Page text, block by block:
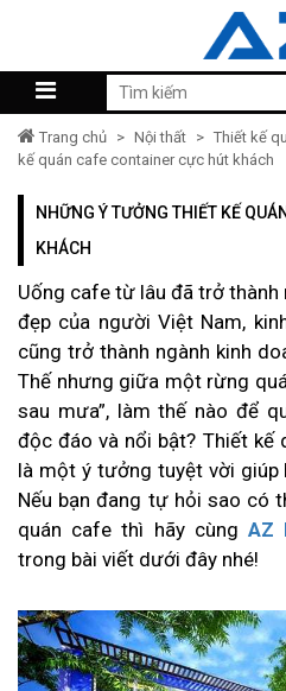
Trang chủ > Nội thất > Thiết kế
kế quán cafe container cực hút khách
NHỮNG Ý TƯỞNG THIẾT KẾ
KHÁCH
Uống cafe từ lâu đã trở
đẹp của người Việt Nam,
cũng trở thành ngành kinh
Thế nhưng giữa một rừng
sau mưa”, làm thế nào để
độc đáo và nổi bật? Thiết kế
là một ý tưởng tuyệt vời giúp
Nếu bạn đang tự hỏi sao có
quán cafe thì hãy cùng AZ
trong bài viết dưới đây nhé!